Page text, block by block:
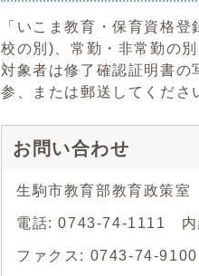
「いこま教育・保育資格
校の別)、常勤・非常勤の
対象者は修了確認証明書
参、または郵送してくださ
お問い合わせ
生駒市教育部教育政策室
電話: 0743-74-1111 内
ファクス: 0743-74-9100